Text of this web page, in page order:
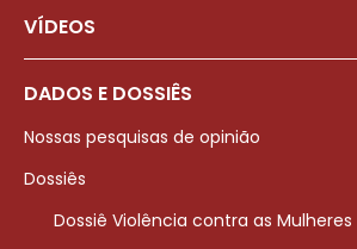
VÍDEOS
DADOS E DOSSIÊS
Nossas pesquisas de opinião
Dossiês
Dossiê Violência contra as Mulheres